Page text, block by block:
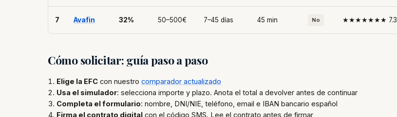
7 Avafin 32% 50–500€ 7–45 días 45 min No ★★★★★★★ 7.3
Cómo solicitar: guía paso a paso
Elige la EFC con nuestro comparador actualizado
Usa el simulador: selecciona importe y plazo. Anota el total a devolver antes de continuar
Completa el formulario: nombre, DNI/NIE, teléfono, email e IBAN bancario español
Firma el contrato digital con el código SMS. Lee el contrato antes de firmar